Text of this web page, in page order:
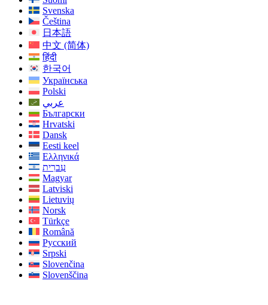
Svenska
Čeština
日本語
中文 (简体)
हिंदी
한국어
Українська
Polski
عربي
Български
Hrvatski
Dansk
Eesti keel
Ελληνικά
עִברִית
Magyar
Latviski
Lietuvių
Norsk
Türkçe
Română
Русский
Srpski
Slovenčina
Slovenščina